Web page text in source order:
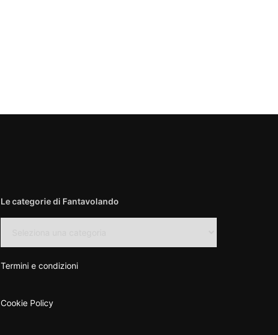
Le categorie di Fantavolando
di
Fantavolando
Termini e condizioni
Cookie Policy